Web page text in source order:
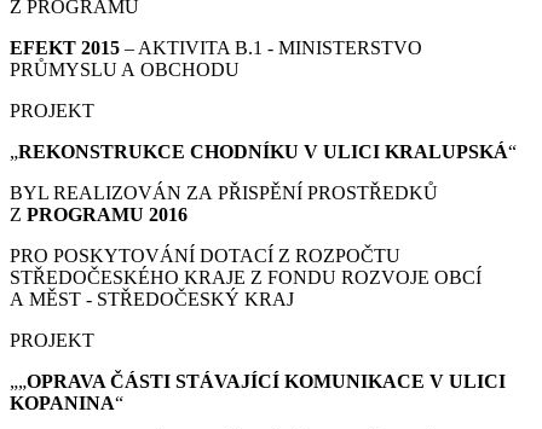
Z PROGRAMU
EFEKT 2015 – AKTIVITA B.1 - MINISTERSTVO
PRŮMYSLU A OBCHODU
PROJEKT
„REKONSTRUKCE CHODNÍKU V ULICI KRALUPSKÁ“
BYL REALIZOVÁN ZA PŘISPĚNÍ PROSTŘEDKŮ
Z PROGRAMU 2016
PRO POSKYTOVÁNÍ DOTACÍ Z ROZPOČTU
STŘEDOČESKÉHO KRAJE Z FONDU ROZVOJE OBCÍ
A MĚST - STŘEDOČESKÝ KRAJ
PROJEKT
„„OPRAVA ČÁSTI STÁVAJÍCÍ KOMUNIKACE V ULICI
KOPANINA“